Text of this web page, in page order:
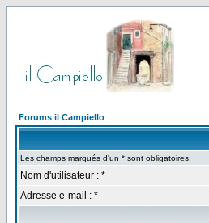
Forums il Campiello
Les champs marqués d'un * sont obligatoires.
Nom d'utilisateur : *
Adresse e-mail : *